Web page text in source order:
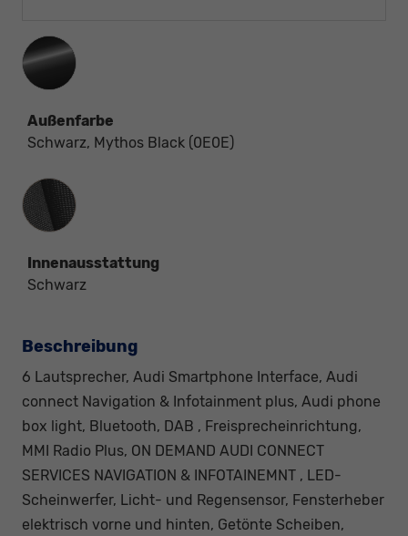
Außenfarbe
Schwarz, Mythos Black (0E0E)
Innenausstattung
Innenausstattung
Schwarz
Beschreibung
6 Lautsprecher, Audi Smartphone Interface, Audi
connect Navigation & Infotainment plus, Audi phone
box light, Bluetooth, DAB , Freisprecheinrichtung,
MMI Radio Plus, ON DEMAND AUDI CONNECT
SERVICES NAVIGATION & INFOTAINEMNT , LED-
Scheinwerfer, Licht- und Regensensor, Fensterheber
elektrisch vorne und hinten, Getönte Scheiben,